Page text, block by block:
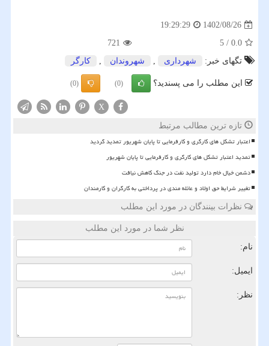
1402/08/26
19:29:29
0.0
/
5
721
تگهای خبر:
شهرداری , شهروندان , كارگر
این مطلب را می پسندید؟ (0)
(0)
X
تازه ترین مطالب مرتبط
اعتبار تشکل های کارگری و کارفرمایی تا پایان شهریور تمدید گردید
تمدید اعتبار تشکل های کارگری و کارفرمایی تا پایان شهریور
دشمن خیال خام دارد تولید نفت در جنگ کاهش نیافت
تغییر شرایط حق اولاد و عائله مندی در پرداختی به کارگران و کارمندان
نظرات بینندگان در مورد این مطلب
نظر شما در مورد این مطلب
نام:
ایمیل:
نظر: